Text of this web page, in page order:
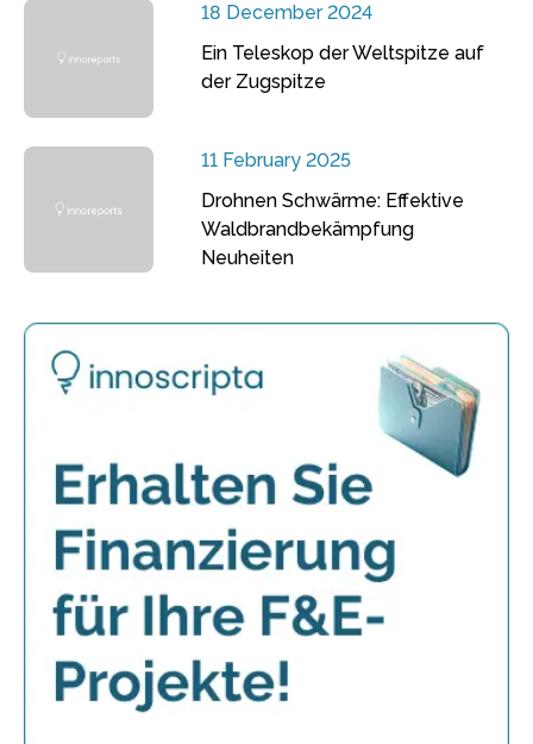
18 December 2024
Ein Teleskop der Weltspitze auf
der Zugspitze
11 February 2025
Drohnen Schwärme: Effektive
Waldbrandbekämpfung
Neuheiten